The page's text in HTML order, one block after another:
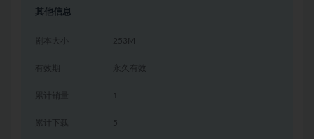
其他信息
剧本大小 253M
有效期 永久有效
累计销量 1
累计下载 5